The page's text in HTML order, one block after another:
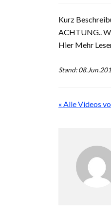
Kurz
ACHTUNG..
Hier Mehr
Stand:
« Alle Videos